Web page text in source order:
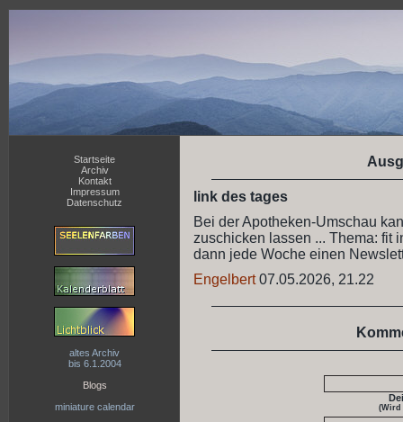
Startseite
Archiv
Kontakt
Impressum
Datenschutz
altes Archiv
bis 6.1.2004
Blogs
miniature calendar
link des tages
Bei der Apotheken-Umschau
zuschicken lassen ... Thema: fit
dann jede Woche einen
Engelbert07.05.2026, 21.22
(Wird